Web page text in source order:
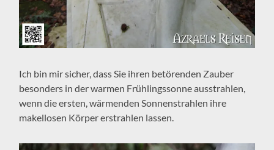
Ich bin mir sicher, dass Sie ihren betörenden Zauber
besonders in der warmen Frühlingssonne ausstrahlen,
wenn die ersten, wärmenden Sonnenstrahlen ihre
makellosen Körper erstrahlen lassen.